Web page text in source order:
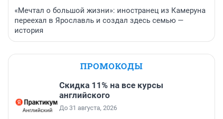
«Мечтал о большой жизни»: иностранец из Камеруна
переехал в Ярославль и создал здесь семью —
история
ПРОМОКОДЫ
Скидка 11% на все курсы
английского
До 31 августа, 2026